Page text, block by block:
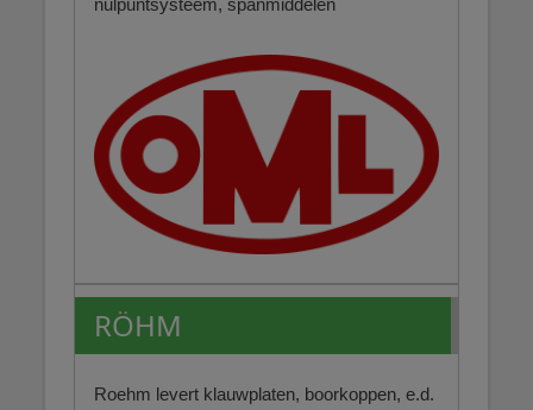
nulpuntsysteem, spanmiddelen
RÖHM
Roehm levert klauwplaten, boorkoppen, e.d.